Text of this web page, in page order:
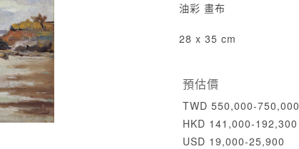
油彩 畫布
28 x 35 cm
預估價
TWD 550,000-750,000
HKD 141,000-192,300
USD 19,000-25,900